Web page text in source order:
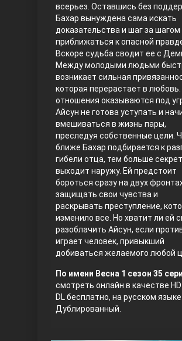
Любовь напрокат
Воскресший Эртугрул
всерьез. Оставшись без
Бахар вынуждена сама искать
доказательства и шаг за шагом
приближаться к опасной
Вскоре судьба сводит ее с
Между молодыми людьми
возникает сильная
которая перерастает в любовь.
отношения оказываются под
Айсун не готова уступать и
вмешиваться в жизнь пары,
преследуя собственные цели.
ближе Бахар подбирается к
гибели отца, тем больше
выходит наружу. Ей предстоит
бороться сразу на двух
защищать свои чувства и
раскрывать преступление,
изменило все. Но хватит ли ей
разоблачить Айсун, если
играет человек, привыкший
добиваться желаемого любой
По имени Весна 1 сезон 35
смотреть онлайн в качестве HD
DL бесплатно, на русском языке:
Дублированный.